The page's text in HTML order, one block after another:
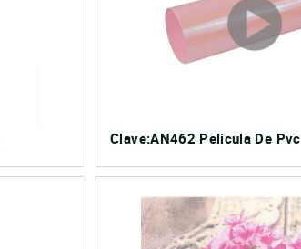
Clave:AN462 Pelicula De Pvc